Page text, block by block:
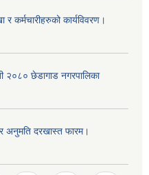
र कर्मचारीहरुको कार्यविवरण।
२०८० छेडागाड नगरपालिका
र अनुमति दरखास्त फारम।